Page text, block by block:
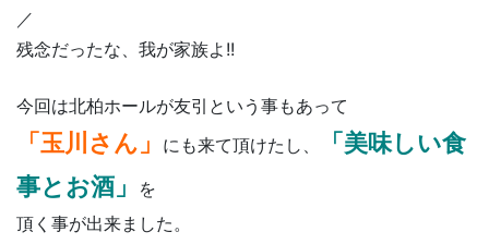
／
残念だったな、我が家族よ!!
今回は北柏ホールが友引という事もあって
「玉川さん」 にも来て頂けたし、
「美味しい食
事とお酒」
を
頂く事が出来ました。